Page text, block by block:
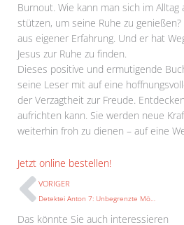
Burnout. Wie kann man sich im Alltag
stützen, um seine Ruhe zu
aus eigener Erfahrung. Und er hat
Jesus zur Ruhe zu finden.
Dieses positive und ermutigende
seine Leser mit auf eine
der Verzagtheit zur Freude.
aufrichten kann. Sie werden neue
weiterhin froh zu dienen – auf eine
Jetzt online bestellen!
Prev
VORIGER
Das könnte Sie auch interessieren